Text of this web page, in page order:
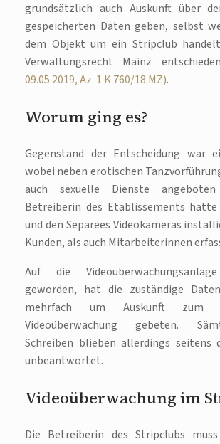
grundsätzlich auch Auskunft über
gespeicherten Daten geben, selbst
dem Objekt um ein Stripclub
Verwaltungsrecht Mainz
09.05.2019, Az. 1 K 760/18.MZ).
Worum ging es?
Gegenstand der Entscheidung war
wobei neben erotischen
auch sexuelle Dienste
Betreiberin des Etablissements
und den Separees Videokameras
Kunden, als auch Mitarbeiterinnen
Auf die
geworden, hat die zuständige
mehrfach um Auskunft zum
Videoüberwachung gebeten.
Schreiben blieben allerdings seitens
unbeantwortet.
Videoüberwachung im
Die Betreiberin des Stripclubs